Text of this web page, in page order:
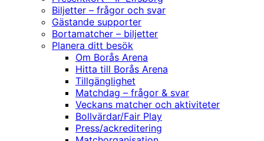
Biljetter – frågor och svar
Gästande supporter
Bortamatcher – biljetter
Planera ditt besök
Om Borås Arena
Hitta till Borås Arena
Tillgänglighet
Matchdag – frågor & svar
Veckans matcher och aktiviteter
Bollvärdar/Fair Play
Press/ackreditering